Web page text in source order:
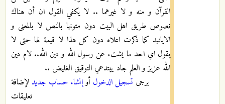
القرآن و منه و لا غيرهما .. لا يكفي القول ان أن هناك
نصوص طريق اهل البيت دون متونها بالنص لا بالمعنى و
الايانيد كما ذكرت اعلاه دون كل هذا لا قيمة لها حتى لا
يقول اي احد ما يشتء عن رسول الله و دين الله.. لام دين
الله عزيز و العلم جاد ييتدعي التوقيق الغليض ..
يرجى تسجيل الدخول أوإنشاء حساب جديد لإضافة
تعليقات